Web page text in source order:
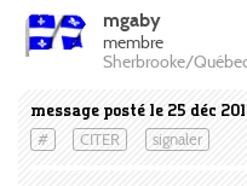
message posté le 25 déc
# CITER signaler
mgaby
membre
Sherbrooke/